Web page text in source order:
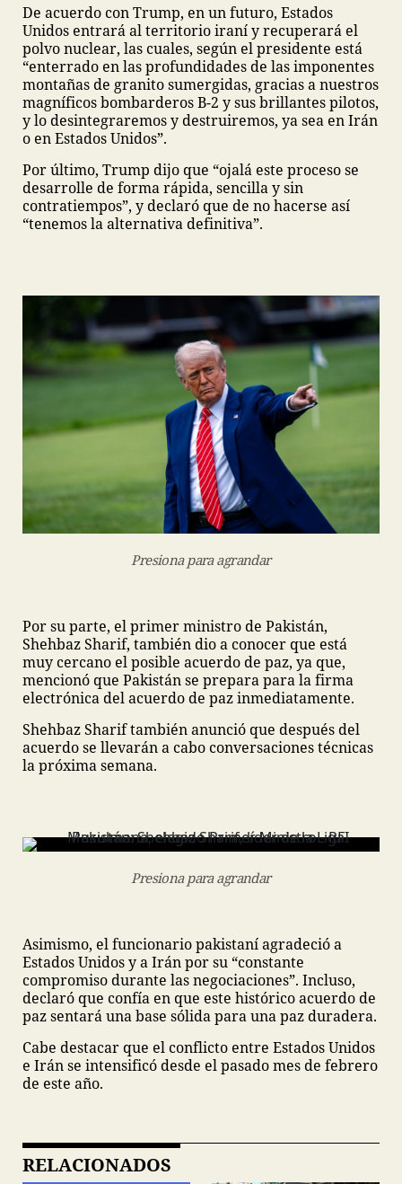
De acuerdo con Trump, en un futuro, Estados
Unidos entrará al territorio iraní y recuperará el
polvo nuclear, las cuales, según el presidente está
“enterrado en las profundidades de las imponentes
montañas de granito sumergidas, gracias a nuestros
magníficos bombarderos B-2 y sus brillantes pilotos,
y lo desintegraremos y destruiremos, ya sea en Irán
o en Estados Unidos”.
Por último, Trump dijo que “ojalá este proceso se
desarrolle de forma rápida, sencilla y sin
contratiempos”, y declaró que de no hacerse así
“tenemos la alternativa definitiva”.
Presiona para agrandar
Por su parte, el primer ministro de Pakistán,
Shehbaz Sharif, también dio a conocer que está
muy cercano el posible acuerdo de paz, ya que,
mencionó que Pakistán se prepara para la firma
electrónica del acuerdo de paz inmediatamente.
Shehbaz Sharif también anunció que después del
acuerdo se llevarán a cabo conversaciones técnicas
la próxima semana.
Presiona para agrandar
Asimismo, el funcionario pakistaní agradeció a
Estados Unidos y a Irán por su “constante
compromiso durante las negociaciones”. Incluso,
declaró que confía en que este histórico acuerdo de
paz sentará una base sólida para una paz duradera.
Cabe destacar que el conflicto entre Estados Unidos
e Irán se intensificó desde el pasado mes de febrero
de este año.
RELACIONADOS